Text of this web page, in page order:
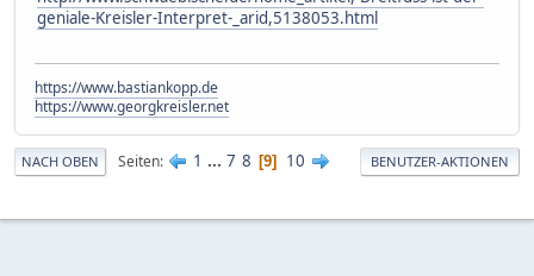
geniale-Kreisler-Interpret-_arid,5138053.html
https://www.bastiankopp.de
https://www.georgkreisler.net
NACH OBEN Seiten 1 ... 7 8 9 10 BENUTZER-AKTIONEN